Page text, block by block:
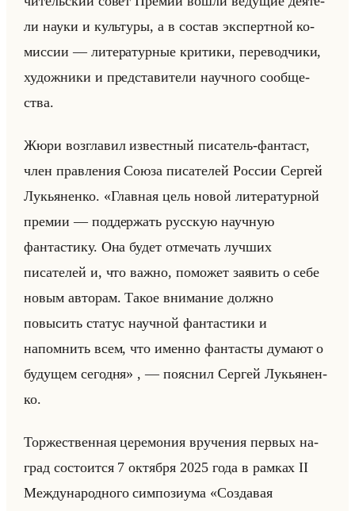
ли науки и культу­ры, а в со­став экс­перт­ной ко­
мис­сии — ли­те­ра­тур­ные кри­ти­ки, пе­ре­вод­чи­ки,
ху­дож­ни­ки и пред­ста­ви­те­ли на­уч­но­го со­об­ще­
ства.
Жюри воз­гла­вил из­вест­ный пи­са­тель-фан­таст,
член прав­ле­ния Союза пи­са­те­лей Рос­сии Сер­гей
Лу­кья­нен­ко. «Главная цель новой литературной
премии — поддержать русскую научную
фантастику. Она будет отмечать лучших
писателей и, что важно, поможет заявить о себе
новым авторам. Такое внимание должно
повысить статус научной фантастики и
напомнить всем, что именно фантасты думают о
будущем сегодня» , — по­яс­нил Сер­гей Лу­кья­нен­
ко.
Тор­же­ствен­ная це­ре­мо­ния вру­че­ния пер­вых на­
град со­сто­ит­ся 7 ок­тяб­ря 2025 года в рам­ках II
Меж­ду­на­род­но­го сим­по­зи­ума «Создавая